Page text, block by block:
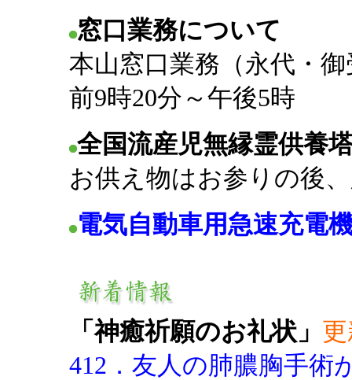
窓口業務について
本山窓口業務（永代・
前9時20分～午後5時
全国流産児無縁霊供養
お供え物はお参りの後
電気自動車用急速充電
「神癒祈願のお礼状」
412．友人の肺膿胸手術